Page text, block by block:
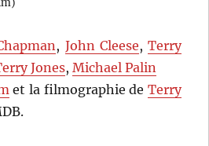
, John Cleese, Terry
Jones,Michael Palin
et la filmographie de Terry